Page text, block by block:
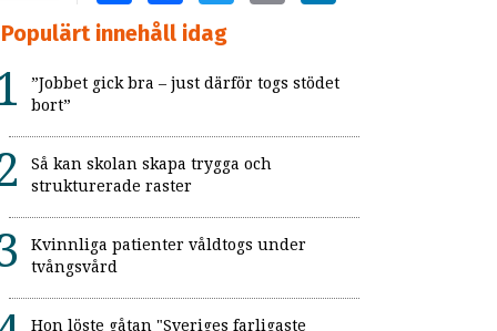
Populärt innehåll idag
”Jobbet gick bra – just därför togs stödet
bort”
Så kan skolan skapa trygga och
strukturerade raster
Kvinnliga patienter våldtogs under
tvångsvård
Hon löste gåtan "Sveriges farligaste